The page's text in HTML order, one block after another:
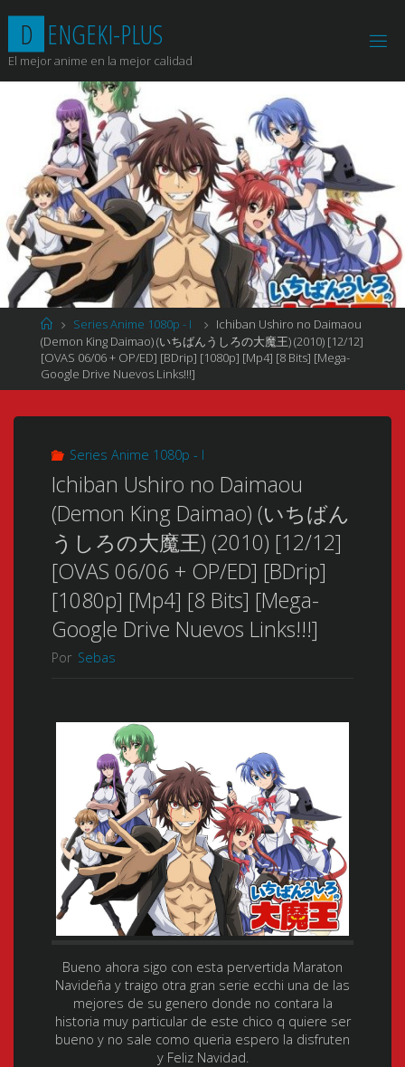
contenido
D ENGEKI-PLUS
El mejor anime en la mejor calidad
Página
de
Inicio
Series Anime 1080p - I
Ichiban Ushiro no Daimaou
(Demon King Daimao) (いちばんうしろの大魔王) (2010) [12/12]
[OVAS 06/06 + OP/ED] [BDrip] [1080p] [Mp4] [8 Bits] [Mega-
Google Drive Nuevos Links!!!]
Series Anime 1080p - I
Ichiban Ushiro no Daimaou
(Demon King Daimao) (いちばん
うしろの大魔王) (2010) [12/12]
[OVAS 06/06 + OP/ED] [BDrip]
[1080p] [Mp4] [8 Bits] [Mega-
Google Drive Nuevos Links!!!]
Por Sebas
Bueno ahora sigo con esta pervertida Maraton
Navideña y traigo otra gran serie ecchi una de las
mejores de su genero donde no contara la
historia muy particular de este chico q quiere ser
bueno y no sale como queria espero la disfruten
y Feliz Navidad.